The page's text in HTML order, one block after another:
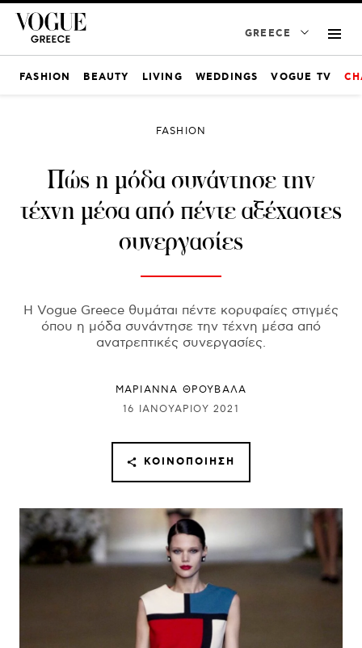
GREECE
FASHION BEAUTY LIVING WEDDINGS VOGUE TV
FASHION
Πώς η μόδα συνάντησε την
τέχνη μέσα από πέντε αξέχαστες
συνεργασίες
Η Vogue Greece θυμάται πέντε κορυφαίες στιγμές
όπου η μόδα συνάντησε την τέχνη μέσα από
ανατρεπτικές συνεργασίες.
ΜΑΡΙΑΝΝΑ ΘΡΟΥΒΑΛΑ
16 ΙΑΝΟΥΑΡΊΟΥ 2021
ΚΟΙΝΟΠΟΊΗΣΗ